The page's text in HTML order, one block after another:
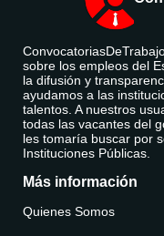
sobre los empleos del
la difusión y
ayudamos a las
talentos. A nuestros
todas las vacantes del
les tomaría buscar por
Instituciones Públicas.
Más información
Quienes Somos